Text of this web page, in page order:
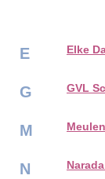
E Elke
G GVL
M
N